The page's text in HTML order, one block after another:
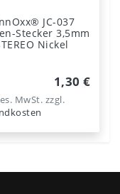
JC-037
Stecker 3,5mm
Nickel
1,30 €
MwSt. zzgl.